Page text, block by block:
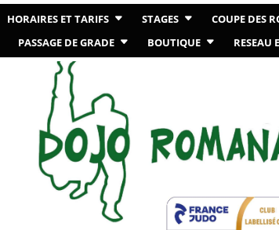
HORAIRES ET TARIFS STAGES COUPE DES
PASSAGE DE GRADE
BOUTIQUE RESEAU